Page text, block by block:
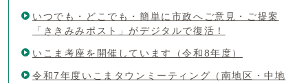
いつでも・どこでも・簡単に市政へご意見・ご提案
「ききみみポスト」がデジタルで復活！
いこま考座を開催しています（令和8年度）
令和7年度いこまタウンミーティング（南地区・中地